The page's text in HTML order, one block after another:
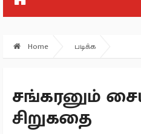
Home படிக்க
சங்கரனும்
சிறுகதை